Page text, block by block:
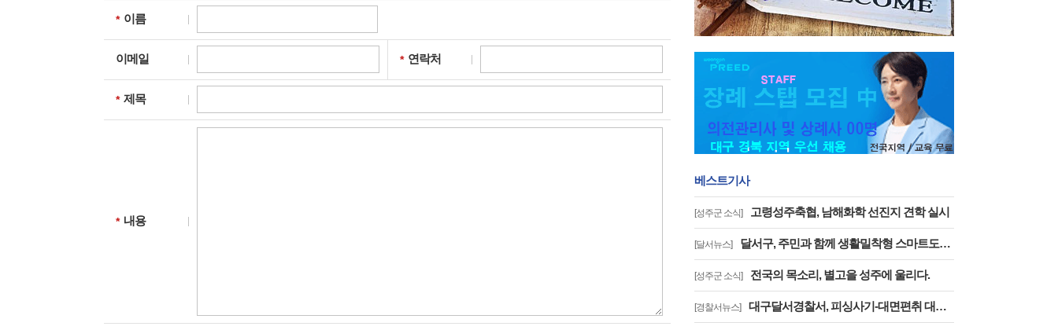
필수입력
이름
이메일 필수입력
연락처
필수입력
제목
필수입력
내용
베스트기사
[성주군 소식] 고령성주축협, 남해화학 선진지 견학 실시
[달서뉴스] 달서구, 주민과 함께 생활밀착형 스마트도시 만든다 「2026 스마트도시 달서 리빙랩」발대식 개최
[성주군 소식] 전국의 목소리, 별고을 성주에 울리다.
[경찰서뉴스] 대구달서경찰서, 피싱사기-대면편취 대응 FTX훈련 실시